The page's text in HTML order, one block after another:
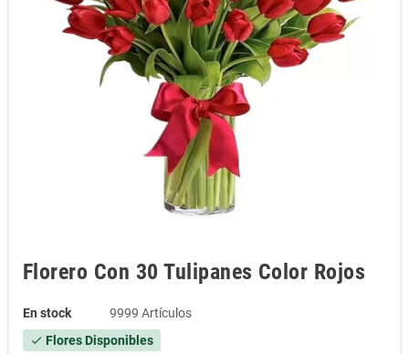
Florero Con 30 Tulipanes Color Rojos
En stock 9999 Artículos
check Flores Disponibles